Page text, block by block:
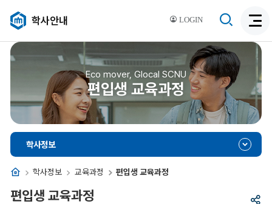
LOGIN
학사안내
색
활
성
색
Eco mover, Glocal SCNU
편입생 교육과정
홈 학사정보 교육과정 편입생 교육과정
학사정보
공
편입생 교육과정